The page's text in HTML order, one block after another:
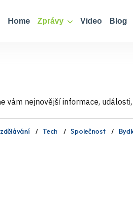
Home Zprávy Video Blog
vám nejnovější informace,
Tech Společnost